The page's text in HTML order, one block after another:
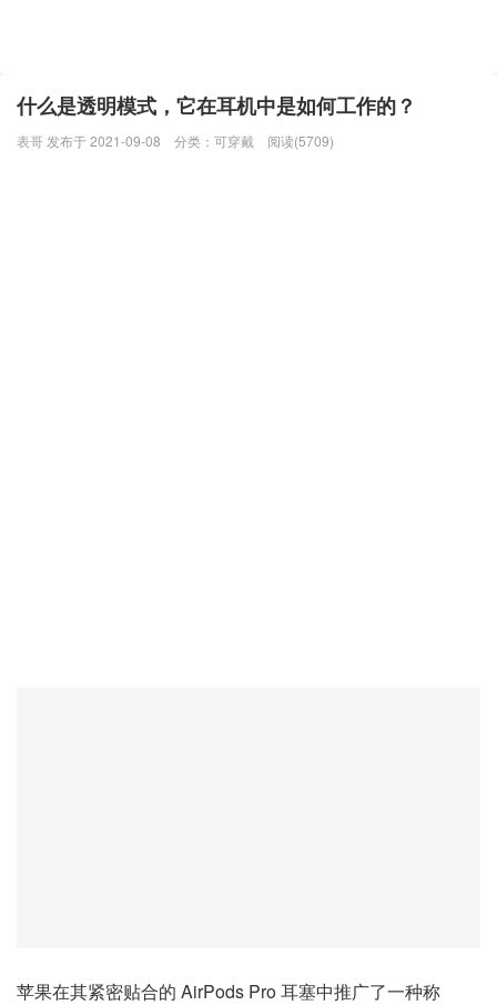
什么是透明模式，它在耳机中是如何工作的？
表哥 发布于 2021-09-08 分类： 可穿戴 阅读(5709)
苹果在其紧密贴合的 AirPods Pro 耳塞中推广了一种称